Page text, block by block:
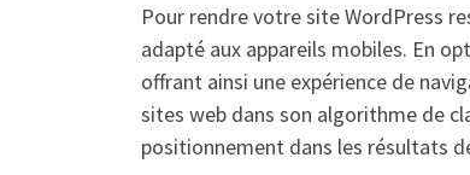
Pour rendre votre site WordPress
adapté aux appareils mobiles. En
offrant ainsi une expérience de
sites web dans son algorithme de
positionnement dans les résultats